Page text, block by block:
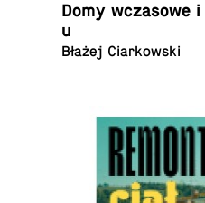
Domy wcza­sowe
u
Błażej Ciarkowski